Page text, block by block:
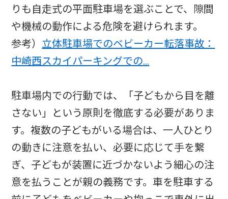
りも自走式の平面駐車場を選ぶことで、隙間
や機械の動作による危険を避けられます。
参考） 立体駐車場でのベビーカー転落事故：
中崎西スカイパーキングでの…
駐車場内での行動では、「子どもから目を離
さない」という原則を徹底する必要がありま
す。複数の子どもがいる場合は、一人ひとり
の動きに注意を払い、必要に応じて手を繋
ぎ、子どもが装置に近づかないよう細心の注
意を払うことが親の義務です。車を駐車する